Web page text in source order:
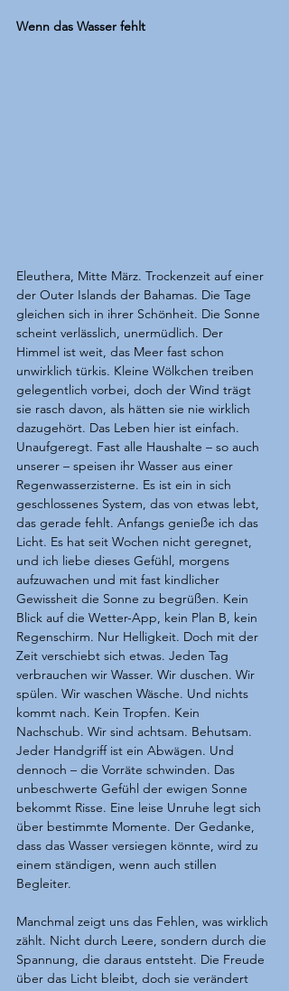
Wenn das Wasser fehlt
Eleuthera, Mitte März. Trockenzeit auf einer
der Outer Islands der Bahamas. Die Tage
gleichen sich in ihrer Schönheit. Die Sonne
scheint verlässlich, unermüdlich. Der
Himmel ist weit, das Meer fast schon
unwirklich türkis. Kleine Wölkchen treiben
gelegentlich vorbei, doch der Wind trägt
sie rasch davon, als hätten sie nie wirklich
dazugehört. Das Leben hier ist einfach.
Unaufgeregt. Fast alle Haushalte – so auch
unserer – speisen ihr Wasser aus einer
Regenwasserzisterne. Es ist ein in sich
geschlossenes System, das von etwas lebt,
das gerade fehlt. Anfangs genieße ich das
Licht. Es hat seit Wochen nicht geregnet,
und ich liebe dieses Gefühl, morgens
aufzuwachen und mit fast kindlicher
Gewissheit die Sonne zu begrüßen. Kein
Blick auf die Wetter-App, kein Plan B, kein
Regenschirm. Nur Helligkeit. Doch mit der
Zeit verschiebt sich etwas. Jeden Tag
verbrauchen wir Wasser. Wir duschen. Wir
spülen. Wir waschen Wäsche. Und nichts
kommt nach. Kein Tropfen. Kein
Nachschub. Wir sind achtsam. Behutsam.
Jeder Handgriff ist ein Abwägen. Und
dennoch – die Vorräte schwinden. Das
unbeschwerte Gefühl der ewigen Sonne
bekommt Risse. Eine leise Unruhe legt sich
über bestimmte Momente. Der Gedanke,
dass das Wasser versiegen könnte, wird zu
einem ständigen, wenn auch stillen
Begleiter.
Manchmal zeigt uns das Fehlen, was wirklich
zählt. Nicht durch Leere, sondern durch die
Spannung, die daraus entsteht. Die Freude
über das Licht bleibt, doch sie verändert